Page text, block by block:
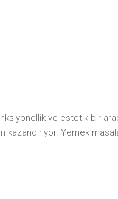
ve estetik bir
kazandırıyor. Yemek